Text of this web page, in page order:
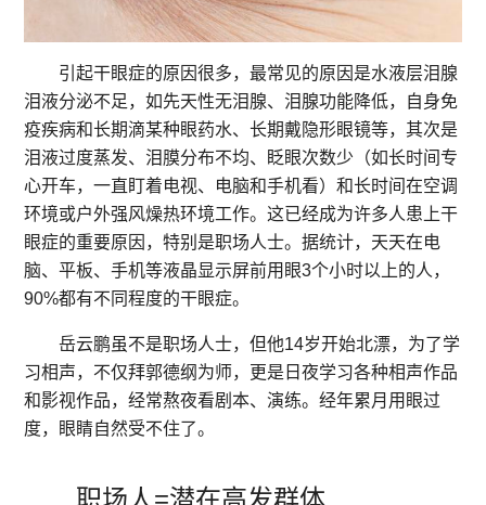
引起干眼症的原因很多，最常见的原因是水液层泪腺
泪液分泌不足，如先天性无泪腺、泪腺功能降低，自身免
疫疾病和长期滴某种眼药水、长期戴隐形眼镜等，其次是
泪液过度蒸发、泪膜分布不均、眨眼次数少（如长时间专
心开车，一直盯着电视、电脑和手机看）和长时间在空调
环境或户外强风燥热环境工作。这已经成为许多人患上干
眼症的重要原因，特别是职场人士。据统计，天天在电
脑、平板、手机等液晶显示屏前用眼3个小时以上的人，
90%都有不同程度的干眼症。
岳云鹏虽不是职场人士，但他14岁开始北漂，为了学
习相声，不仅拜郭德纲为师，更是日夜学习各种相声作品
和影视作品，经常熬夜看剧本、演练。经年累月用眼过
度，眼睛自然受不住了。
职场人=潜在高发群体